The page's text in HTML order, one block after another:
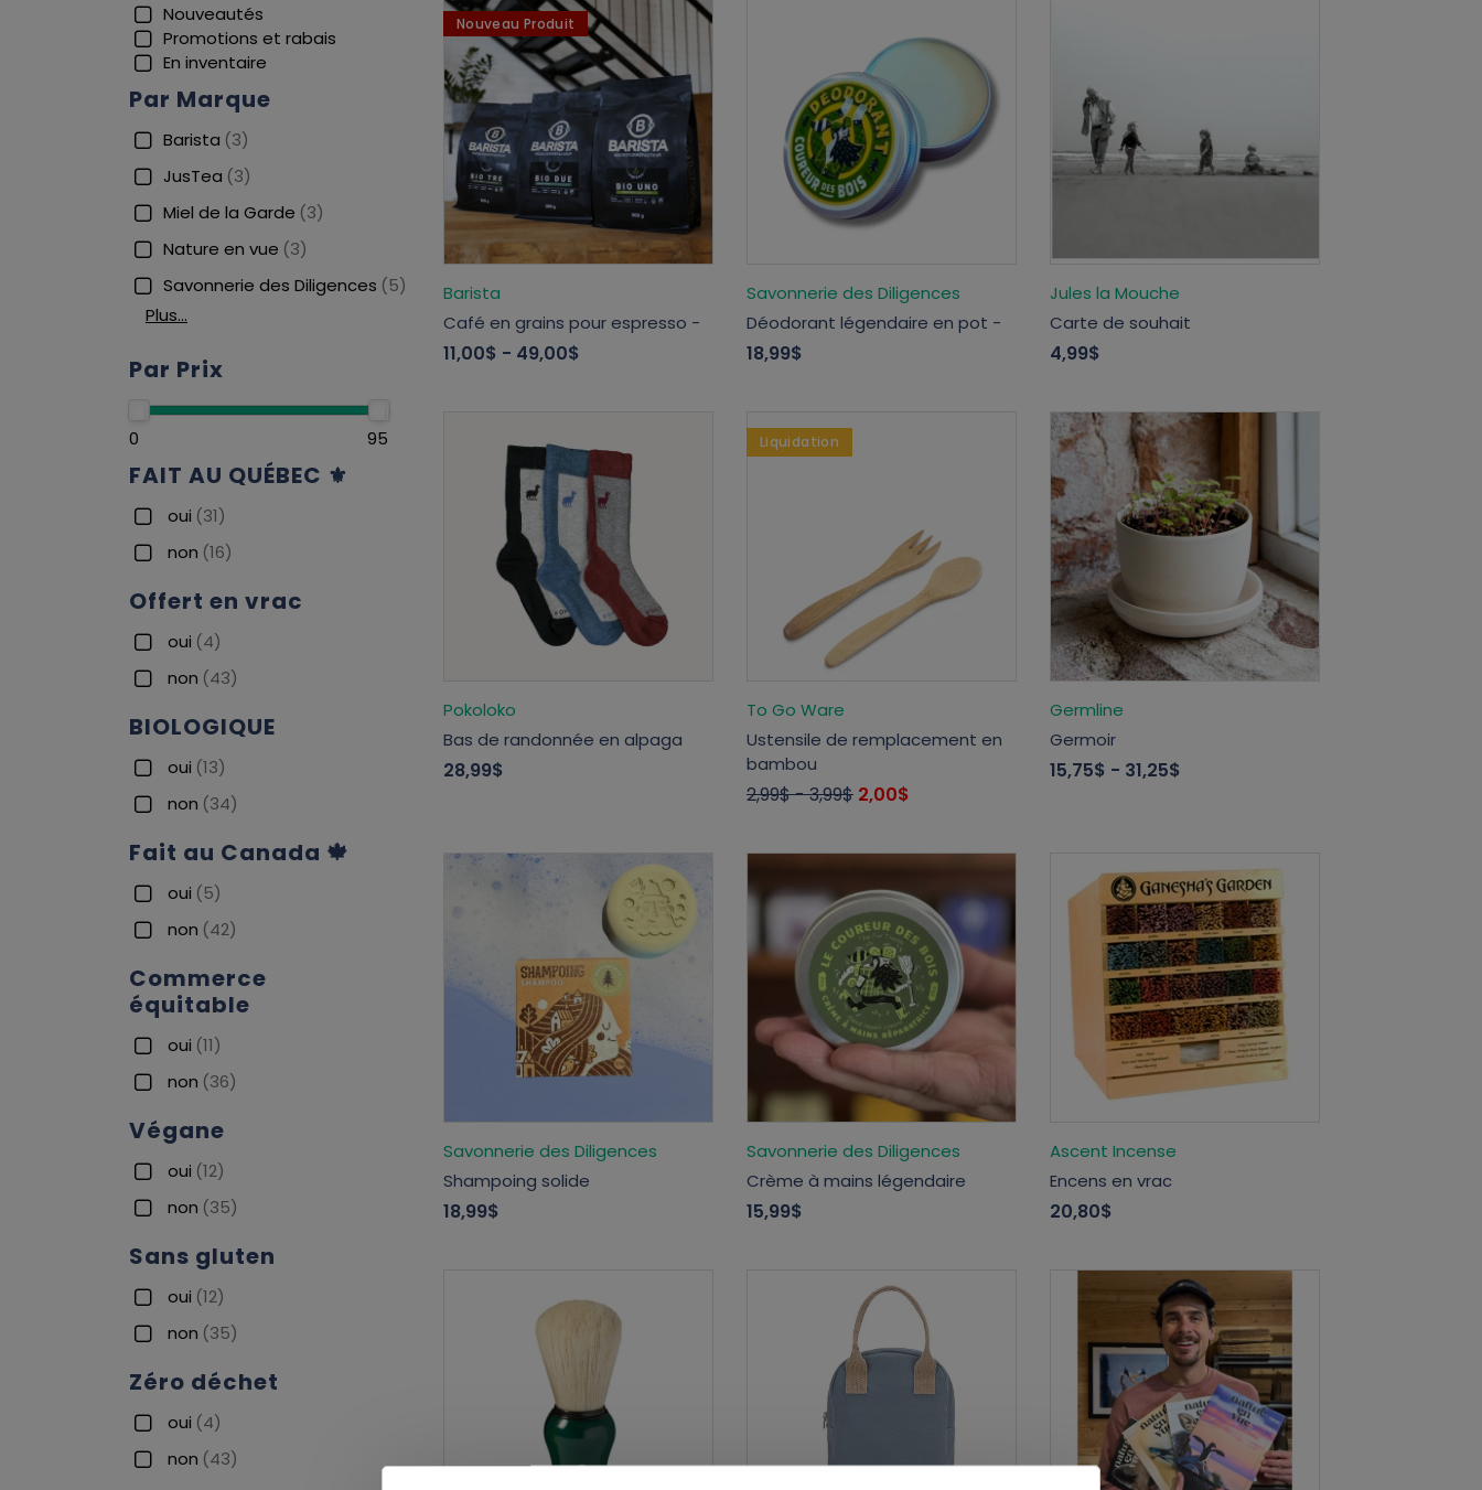
Nouveautés
Promotions et rabais
En inventaire
Par Marque
Barista (3)
JusTea (3)
Miel de la Garde (3)
Nature en vue (3)
Savonnerie des Diligences (5)
Plus…
Par Prix
0 95
FAIT AU QUÉBEC ⚜
oui (31)
non (16)
Offert en vrac
oui (4)
non (43)
BIOLOGIQUE
oui (13)
non (34)
Fait au Canada 🍁
oui (5)
non (42)
Commerce
équitable
oui (11)
non (36)
Végane
oui (12)
non (35)
Sans gluten
oui (12)
non (35)
Zéro déchet
oui (4)
non (43)
Nouveau Produit
Barista
Café en grains pour espresso -
11,00$ - 49,00$
Savonnerie des Diligences
Déodorant légendaire en pot -
18,99$
Jules la Mouche
Carte de souhait
4,99$
Pokoloko
Bas de randonnée en alpaga
28,99$
Liquidation
To Go Ware
Ustensile de remplacement en
bambou
2,99$- 3,99$ 2,00$
Germline
Germoir
15,75$ - 31,25$
Savonnerie des Diligences
Shampoing solide
18,99$
Savonnerie des Diligences
Crème à mains légendaire
15,99$
Ascent Incense
Encens en vrac
20,80$